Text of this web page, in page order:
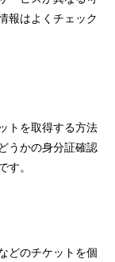
報はよくチェック
トを取得する方法
うかの身分証確認
す。
どのチケットを個